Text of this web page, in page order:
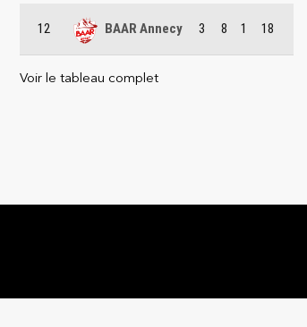
12 BAAR Annecy 3 8 1 18
Voir le tableau complet